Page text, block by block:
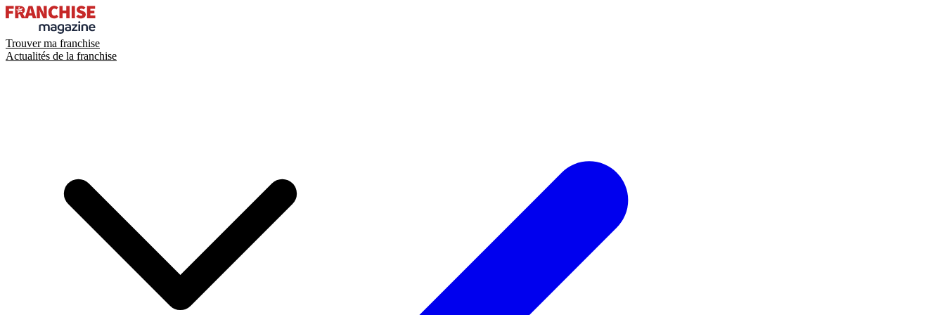
Trouver ma franchise
Actualités de la franchise